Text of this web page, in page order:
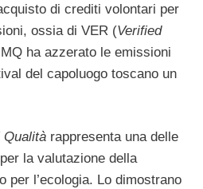
di crediti volontari per
ossia di VER (Verified
ha azzerato le emissioni
del capoluogo toscano un
Qualità rappresenta una delle
la valutazione della
per l’ecologia. Lo dimostrano